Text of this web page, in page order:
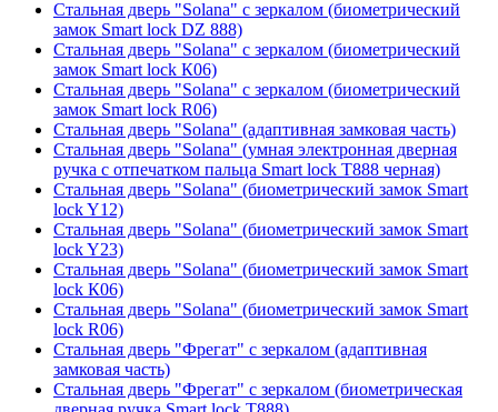
Стальная дверь "Solana" с зеркалом (биометрический
замок Smart lock DZ 888)
Стальная дверь "Solana" с зеркалом (биометрический
замок Smart lock К06)
Стальная дверь "Solana" с зеркалом (биометрический
замок Smart lock R06)
Стальная дверь "Solana" (адаптивная замковая часть)
Стальная дверь "Solana" (умная электронная дверная
ручка с отпечатком пальца Smart lock T888 черная)
Стальная дверь "Solana" (биометрический замок Smart
lock Y12)
Стальная дверь "Solana" (биометрический замок Smart
lock Y23)
Стальная дверь "Solana" (биометрический замок Smart
lock К06)
Стальная дверь "Solana" (биометрический замок Smart
lock R06)
Стальная дверь "Фрегат" с зеркалом (адаптивная
замковая часть)
Стальная дверь "Фрегат" с зеркалом (биометрическая